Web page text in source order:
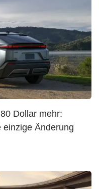
Dollar mehr:
einzige Änderung